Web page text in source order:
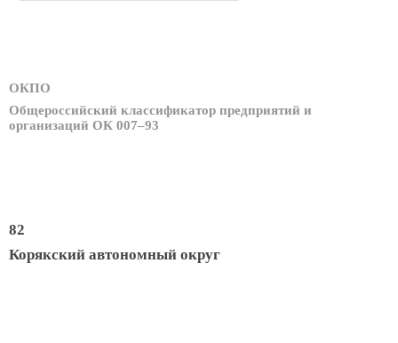
ОКПО
Общероссийский классификатор предприятий и
организаций ОК 007–93
82
Корякский автономный округ